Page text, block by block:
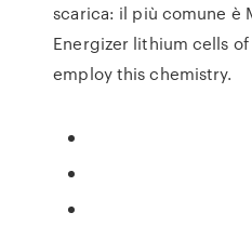
scarica: il più comune è
Energizer lithium cells of
employ this chemistry.